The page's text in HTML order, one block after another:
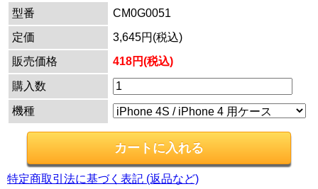
型番
CM0G0051
定価
3,645円(税込)
販売価格
418円(税込)
購入数
機種
特定商取引法に基づく表記 (返品など)